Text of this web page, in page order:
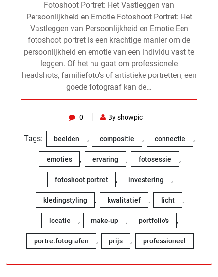
Fotoshoot Portret: Het Vastleggen van
Persoonlijkheid en Emotie Fotoshoot Portret: Het
Vastleggen van Persoonlijkheid en Emotie Een
fotoshoot portret is een krachtige manier om de
persoonlijkheid en emotie van een individu vast te
leggen. Of het nu gaat om professionele
headshots, familiefoto’s of artistieke portretten, een
goede fotograaf kan de…
0 By showpic
Tags: beelden , compositie , connectie ,
emoties , ervaring , fotosessie ,
fotoshoot portret , investering ,
kledingstyling , kwalitatief , licht ,
locatie , make-up , portfolio's ,
portretfotografen , prijs , professioneel